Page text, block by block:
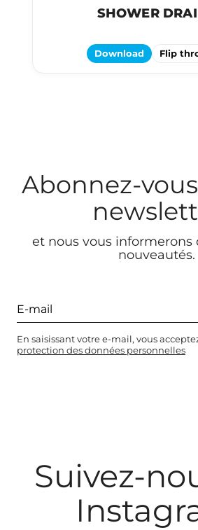
SHOWER
Download Flip
Abonnez-
et nous vous informerons
nouveautés.
En saisissant votre e-mail, vous
protection des données personnelles
Suivez-